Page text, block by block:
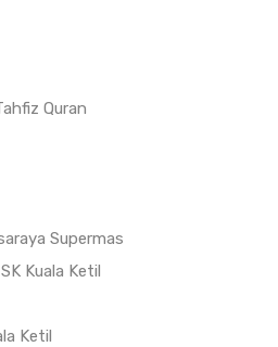
Quran
Supermas
Kuala Ketil
Ketil